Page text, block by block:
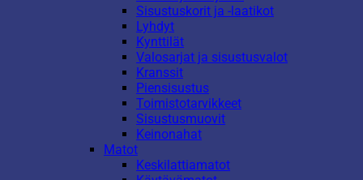
Sisustuskorit ja -laatikot
Lyhdyt
Kynttilät
Valosarjat ja sisustusvalot
Kranssit
Piensisustus
Toimistotarvikkeet
Sisustusmuovit
Keinonahat
Matot
Keskilattiamatot